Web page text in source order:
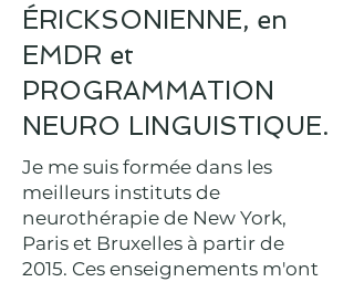
ÉRICKSONIENNE, en
EMDR et
PROGRAMMATION
NEURO LINGUISTIQUE.
Je me suis formée dans les
meilleurs instituts de
neurothérapie de New York,
Paris et Bruxelles à partir de
2015. Ces enseignements m'ont